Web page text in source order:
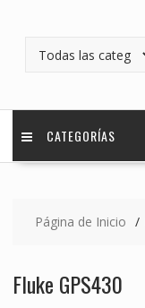
CATEGORÍAS
Página de Inicio
Fluke GPS430